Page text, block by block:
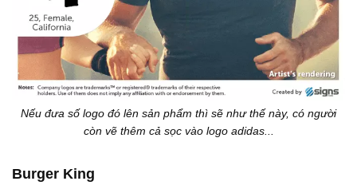
Nếu đưa số logo đó lên sản phẩm thì sẽ như thế này, có người
còn vẽ thêm cả sọc vào logo adidas...
Burger King